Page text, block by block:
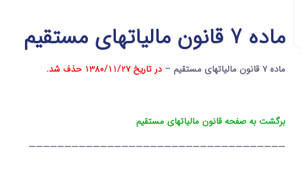
ماده 7 قانون مالیاتهای مستقیم
ماده 7 قانون مالیاتهای مستقیم – در تاریخ 1380/11/27 حذف شد.
برگشت به صفحه قانون مالیاتهای مستقیم
————————————————————————————————————